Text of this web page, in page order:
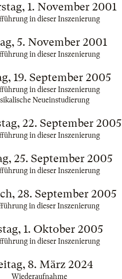
1. November 2001
in dieser Inszenierung
5. November 2001
in dieser Inszenierung
19. September 2005
in dieser Inszenierung
Neueinstudierung
22. September 2005
in dieser Inszenierung
25. September 2005
in dieser Inszenierung
28. September 2005
in dieser Inszenierung
1. Oktober 2005
in dieser Inszenierung
8. März 2024
Wiederaufnahme